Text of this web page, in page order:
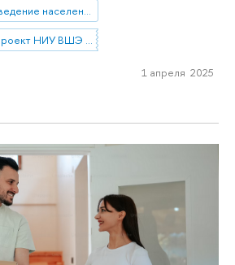
потребительское поведение населения
Исследовательский проект НИУ ВШЭ «Экономическое поведение домашних хозяйств»
1 апреля 2025